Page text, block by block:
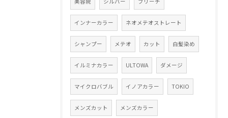
インナーカラー ネオメテオストレート
シャンプー メテオ カット 白髪染め
イルミナカラー ULTOWA ダメージ
マイクロバブル イノアカラー TOKIO
メンズカット メンズカラー